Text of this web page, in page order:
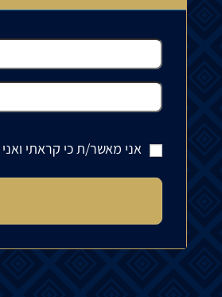
אני מאשר/ת כי קראתי